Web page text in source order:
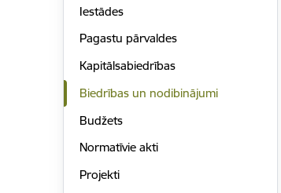
Iestādes
Pagastu pārvaldes
Kapitālsabiedrības
Biedrības un nodibinājumi
Budžets
Normatīvie akti
Projekti